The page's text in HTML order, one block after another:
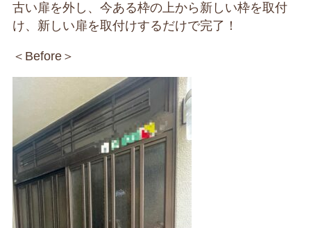
古い扉を外し、今ある枠の上から新しい枠を取付
け、新しい扉を取付けするだけで完了！
＜Before＞